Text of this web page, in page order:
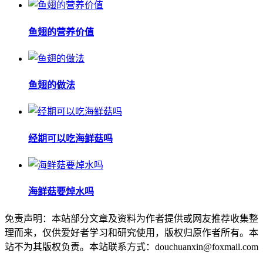
鱼翅的营养价值
鱼翅的做法
经期可以吃海鲜菇吗
海鲜菇要焯水吗
免责声明：本站部分文章及资料为作者提供或网友推荐收集整
理而来，仅供爱好者学习和研究使用，版权归原作者所有。本
站不为其版权负责。本站联系方式：douchuanxin@foxmail.com